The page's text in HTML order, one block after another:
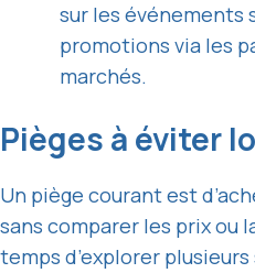
sur les événements
promotions via les
marchés.
Pièges à éviter
Un piège courant est
sans comparer les prix ou
temps d’explorer